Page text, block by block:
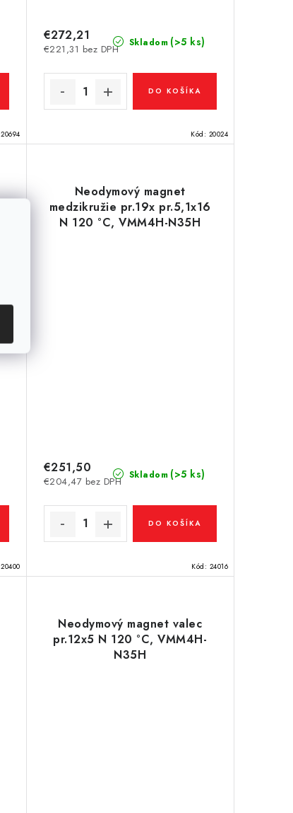
20694
Skladom (>5 ks)
€221,31 bez DPH
€272,21
DO KOŠÍKA
Kód: 20024
20400
Neodymový magnet
medzikružie pr.19x pr.5,1x16
N 120 °C, VMM4H-N35H
Skladom (>5 ks)
€204,47 bez DPH
€251,50
DO KOŠÍKA
Kód: 24016
Neodymový magnet valec
pr.12x5 N 120 °C, VMM4H-
N35H